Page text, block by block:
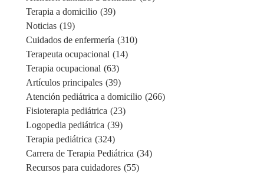
Terapia a domicilio (39)
Noticias (19)
Cuidados de enfermería (310)
Terapeuta ocupacional (14)
Terapia ocupacional (63)
Artículos principales (39)
Atención pediátrica a domicilio (266)
Fisioterapia pediátrica (23)
Logopedia pediátrica (39)
Terapia pediátrica (324)
Carrera de Terapia Pediátrica (34)
Recursos para cuidadores (55)